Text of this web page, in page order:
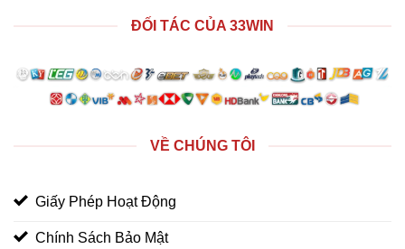
ĐỐI TÁC CỦA 33WIN
VỀ CHÚNG TÔI
Giấy Phép Hoạt Động
Chính Sách Bảo Mật